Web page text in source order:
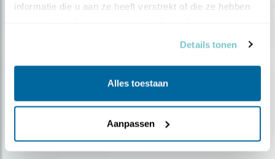
informatie die u aan ze heeft verstrekt of die ze hebben
Details tonen
Alles toestaan
Aanpassen
Op de hoogte blijven?
Meld je aan en ontvang nieuws, inspiratie, acties en tips
over vogels en activiteiten van Vogelbescherming.
AANMELDEN VOGELNIEUWS